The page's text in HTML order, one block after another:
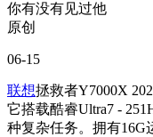
你有没有见过他
原创
06-15
联想拯救者Y7000X
它搭载酷睿Ultra7 -
种复杂任务。拥有16G